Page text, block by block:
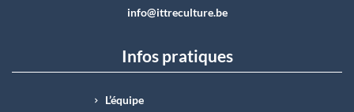
info@ittreculture.be
Infos pratiques
L’équipe